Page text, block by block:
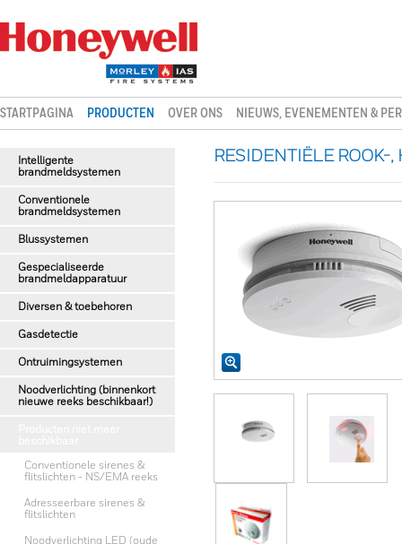
STARTPAGINA PRODUCTEN OVER ONS NIEUWS, EVENEMENTEN &
Intelligente
brandmeldsystemen
Conventionele
brandmeldsystemen
Blussystemen
Gespecialiseerde
brandmeldapparatuur
Diversen & toebehoren
Gasdetectie
Ontruimingsystemen
Noodverlichting (binnenkort
nieuwe reeks beschikbaar!)
Conventionele sirenes &
flitslichten - NS/EMA reeks
Adresseerbare sirenes &
flitslichten
Noodverlichting LED (oude
RESIDENTIËLE